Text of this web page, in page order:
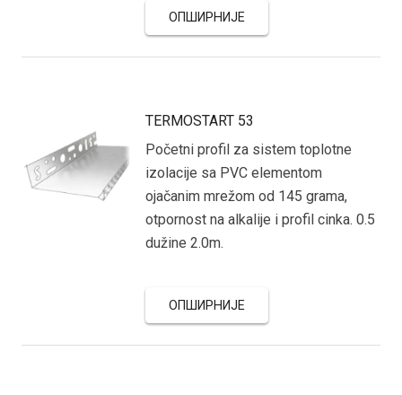
ОПШИРНИЈЕ
TERMOSTART 53
Početni profil za sistem toplotne
izolacije sa PVC elementom
ojačanim mrežom od 145 grama,
otpornost na alkalije i profil cinka. 0.5
dužine 2.0m.
ОПШИРНИЈЕ